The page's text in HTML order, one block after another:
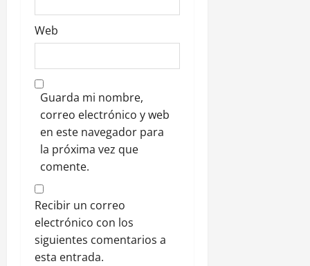
Web
Guarda mi nombre,
correo electrónico y web
en este navegador para
la próxima vez que
comente.
Recibir un correo
electrónico con los
siguientes comentarios a
esta entrada.